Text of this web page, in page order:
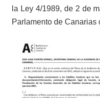
la Ley 4/1989, de 2 de
Parlamento de Canarias